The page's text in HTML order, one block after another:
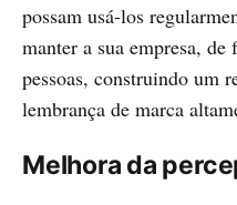
possam usá-los
manter a sua empresa,
pessoas, construindo um
lembrança de marca
Melhora da